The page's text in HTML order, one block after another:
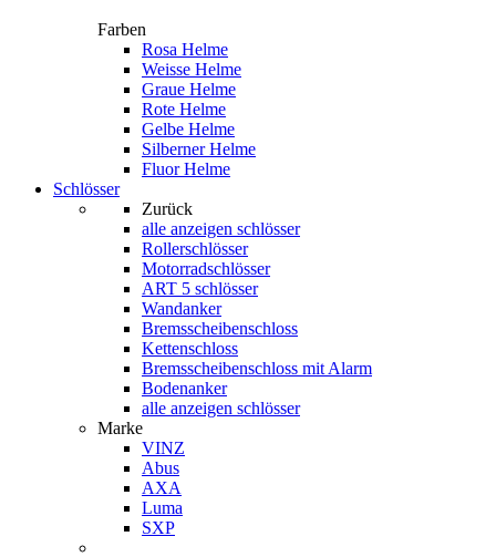
Farben
Rosa Helme
Weisse Helme
Graue Helme
Rote Helme
Gelbe Helme
Silberner Helme
Fluor Helme
Schlösser
Zurück
alle anzeigen schlösser
Rollerschlösser
Motorradschlösser
ART 5 schlösser
Wandanker
Bremsscheibenschloss
Kettenschloss
Bremsscheibenschloss mit Alarm
Bodenanker
alle anzeigen schlösser
Marke
VINZ
Abus
AXA
Luma
SXP